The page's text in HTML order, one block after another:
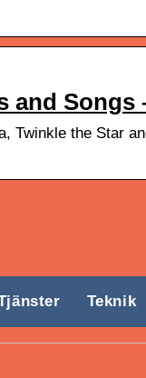
and Songs
Twinkle the Star
Teknik